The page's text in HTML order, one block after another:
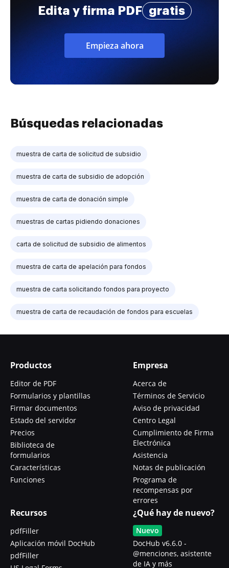
Edita y firma PDF gratis
Empieza ahora
Búsquedas relacionadas
muestra de carta de solicitud de subsidio
muestra de carta de subsidio de adopción
muestra de carta de donación simple
muestras de cartas pidiendo donaciones
carta de solicitud de subsidio de alimentos
muestra de carta de apelación para fondos
muestra de carta solicitando fondos para proyecto
muestra de carta de recaudación de fondos para escuelas
Productos
Editor de PDF
Formularios y plantillas
Firmar documentos
Estado del servidor
Precios
Biblioteca de
formularios
Características
Funciones
Empresa
Acerca de
Términos de Servicio
Aviso de privacidad
Centro Legal
Cumplimiento de Firma
Electrónica
Asistencia
Notas de publicación
Programa de
recompensas por
errores
Recursos
pdfFiller
Aplicación móvil DocHub
pdfFiller
¿Qué hay de nuevo?
Nuevo
DocHub v6.6.0 -
@menciones, asistente
de IA y más